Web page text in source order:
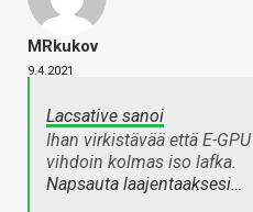
MRkukov
9.4.2021
Lacsative sanoi
Ihan virkistävää että E-
vihdoin kolmas iso lafka.
Napsauta laajentaaksesi…